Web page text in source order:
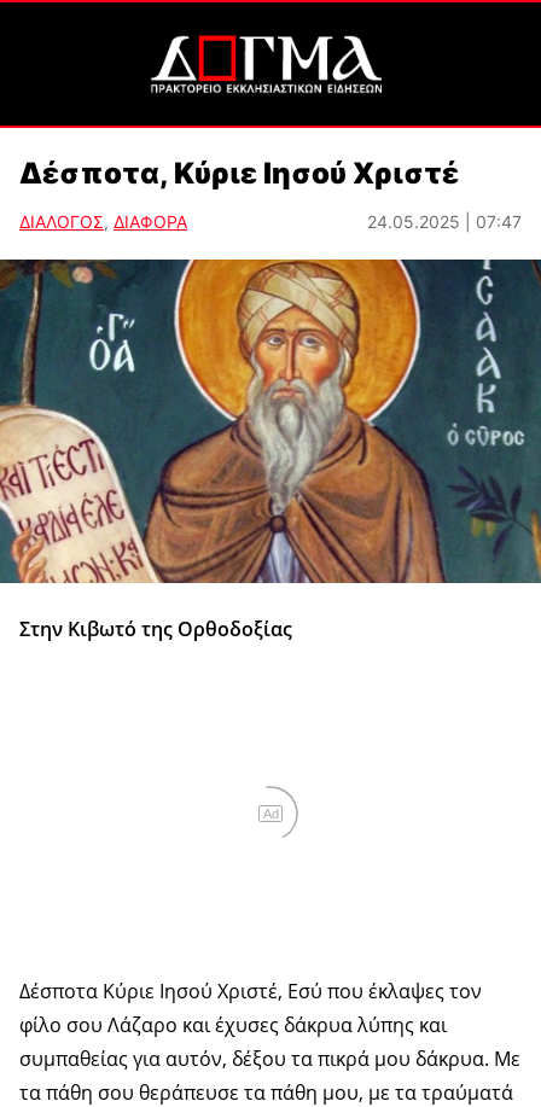
Δέσποτα, Κύριε Ιησού Χριστέ
ΔΙΑΛΟΓΟΣ, ΔΙΑΦΟΡΑ 24.05.2025 | 07:47
Στην Κιβωτό της Ορθοδοξίας
Ad
Δέσποτα Κύριε Ιησού Χριστέ, Εσύ που έκλαψες τον
φίλο σου Λάζαρο και έχυσες δάκρυα λύπης και
συμπαθείας για αυτόν, δέξου τα πικρά μου δάκρυα. Με
τα πάθη σου θεράπευσε τα πάθη μου, με τα τραύματά